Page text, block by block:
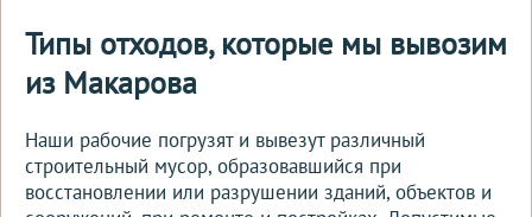
Типы отходов, которые мы вывозим
из Макарова
Наши рабочие погрузят и вывезут различный
строительный мусор, образовавшийся при
восстановлении или разрушении зданий, объектов и